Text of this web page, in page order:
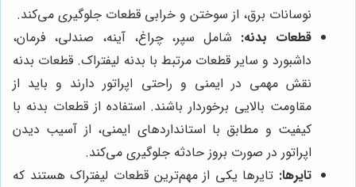
نوسانات برق، از سوختن و خرابی قطعات جلوگیری می‌کند.
قطعات بدنه: شامل سپر، چراغ، آینه، صندلی، فرمان،
داشبورد و سایر قطعات مرتبط با بدنه لیفتراک. قطعات بدنه
نقش مهمی در ایمنی و راحتی اپراتور دارند و باید از
مقاومت بالایی برخوردار باشند. استفاده از قطعات بدنه با
کیفیت و مطابق با استانداردهای ایمنی، از آسیب دیدن
اپراتور در صورت بروز حادثه جلوگیری می‌کند.
تایرها: تایرها یکی از مهم‌ترین قطعات لیفتراک هستند که